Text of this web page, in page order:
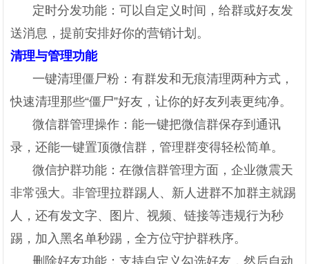
定时分发功能：可以自定义时间，给群或好友发
送消息，提前安排好你的营销计划。
清理与管理功能
一键清理僵尸粉：有群发和无痕清理两种方式，
快速清理那些“僵尸”好友，让你的好友列表更纯净。
微信群管理操作：能一键把微信群保存到通讯
录，还能一键置顶微信群，管理群变得轻松简单。
微信护群功能：在微信群管理方面，企业微震天
非常强大。非管理拉群踢人、新人进群不加群主就踢
人，还有发文字、图片、视频、链接等违规行为秒
踢，加入黑名单秒踢，全方位守护群秩序。
删除好友功能：支持自定义勾选好友，然后自动